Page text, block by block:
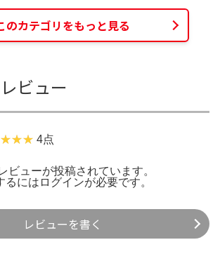
のカテゴリをもっと見る
ビュー
4点
ビューが投稿されています。
るには ログインが必要です。
レビューを書く